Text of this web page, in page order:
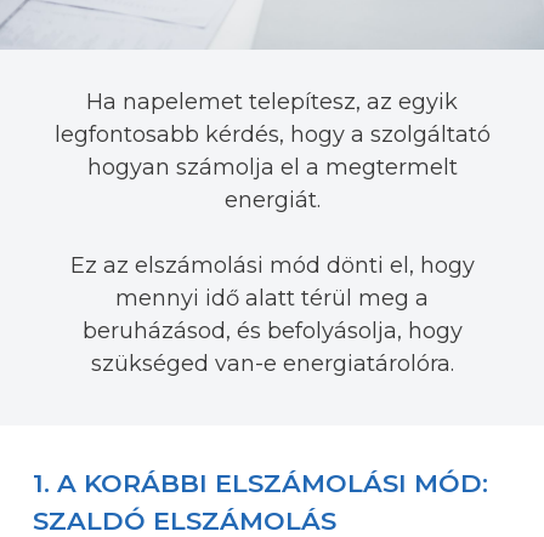
Ha napelemet telepítesz, az egyik
legfontosabb kérdés, hogy a szolgáltató
hogyan számolja el a megtermelt
energiát.
Ez az elszámolási mód dönti el, hogy
mennyi idő alatt térül meg a
beruházásod, és befolyásolja, hogy
szükséged van-e energiatárolóra.
1. A KORÁBBI ELSZÁMOLÁSI MÓD:
SZALDÓ ELSZÁMOLÁS